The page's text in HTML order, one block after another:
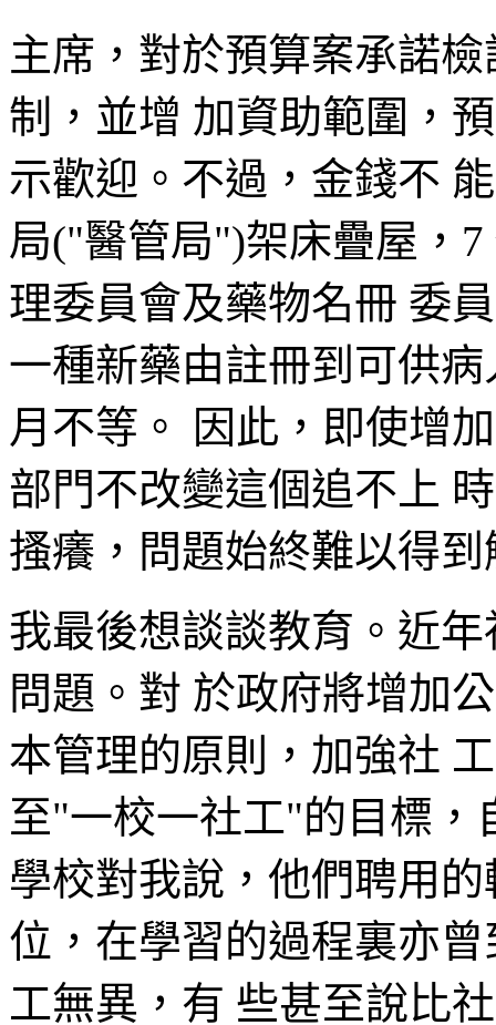
主席，對於預算案承諾
制，並增 加資助範圍，
示歡迎。不過，金錢不
局("醫管局")架床疊屋，
理委員會及藥物名冊 委
一種新藥由註冊到可供
月不等。 因此，即使增
部門不改變這個追不上
搔癢，問題始終難以得到
我最後想談談教育。近
問題。對 於政府將增加
本管理的原則，加強社
至"一校一社工"的目標，
學校對我說，他們聘用
位，在學習的過程裏亦
工無異，有 些甚至說比